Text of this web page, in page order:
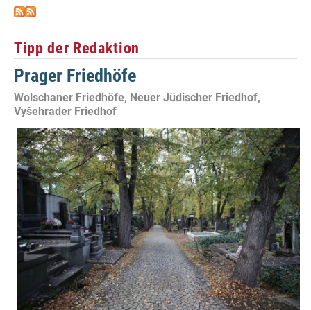
Tipp der Redaktion
Prager Friedhöfe
Wolschaner Friedhöfe, Neuer Jüdischer Friedhof,
Vyšehrader Friedhof